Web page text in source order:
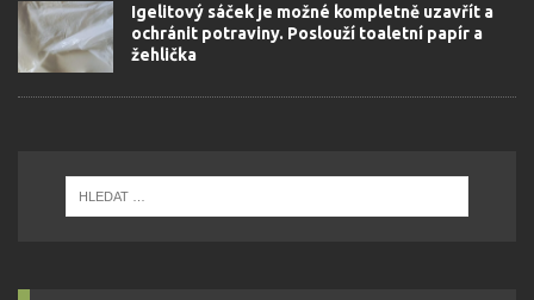
Igelitový sáček je možné kompletně uzavřít a
ochránit potraviny. Poslouží toaletní papír a
žehlička